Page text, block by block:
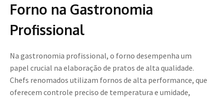
Forno na Gastronomia
Profissional
Na gastronomia profissional, o forno desempenha um
papel crucial na elaboração de pratos de alta qualidade.
Chefs renomados utilizam fornos de alta performance, que
oferecem controle preciso de temperatura e umidade,